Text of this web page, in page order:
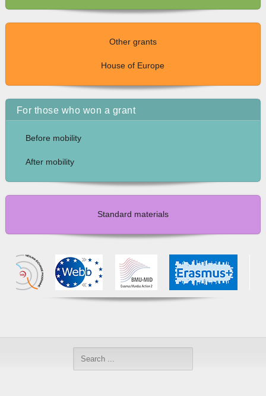
Other grants
House of Europe
For those who won a grant
Before mobility
After mobility
Standard materials